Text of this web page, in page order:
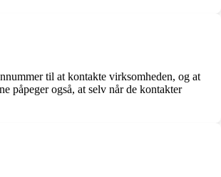
til at kontakte virksomheden, og at
påpeger også, at selv når de kontakter